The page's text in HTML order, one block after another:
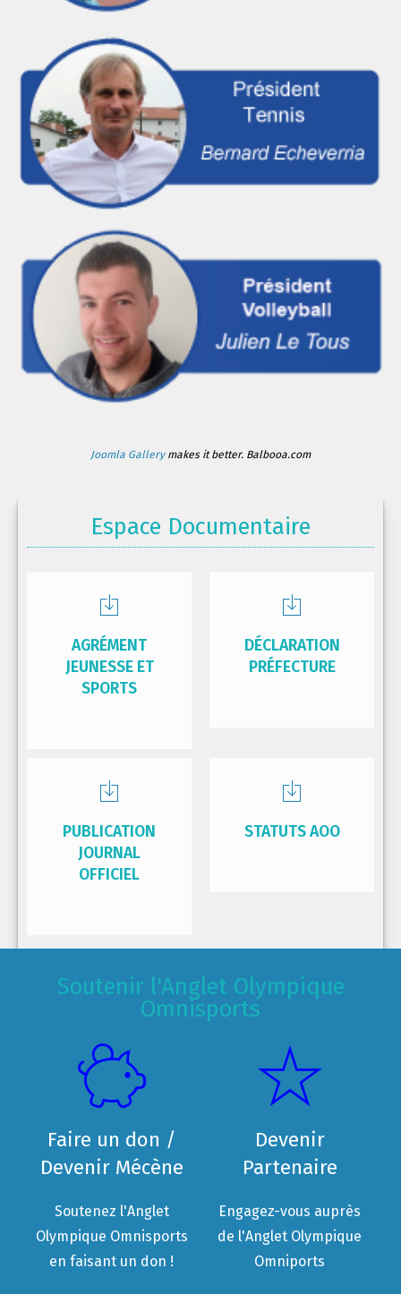
Joomla Gallerymakes it better. Balbooa.com
Espace Documentaire
AGRÉMENT
JEUNESSE ET
SPORTS
DÉCLARATION
PRÉFECTURE
PUBLICATION
JOURNAL
OFFICIEL
STATUTS AOO
Soutenir l'Anglet Olympique
Omnisports
Faire un don /
Devenir Mécène
Soutenez l'Anglet
Olympique Omnisports
en faisant un don !
Devenir
Partenaire
Engagez-vous auprès
de l'Anglet Olympique
Omniports